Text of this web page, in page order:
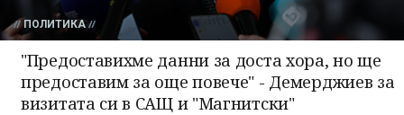
ПОЛИТИКА
"Предоставихме данни за доста хора, но ще
предоставим за още повече" - Демерджиев за
визитата си в САЩ и "Магнитски"